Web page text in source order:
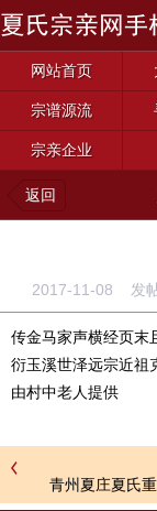
网站首页
宗谱源流
宗亲企业
返回
2017-11-08 发
传金马家声横经页末
衍玉溪世泽远宗近祖
由村中老人提供
青州夏庄夏氏